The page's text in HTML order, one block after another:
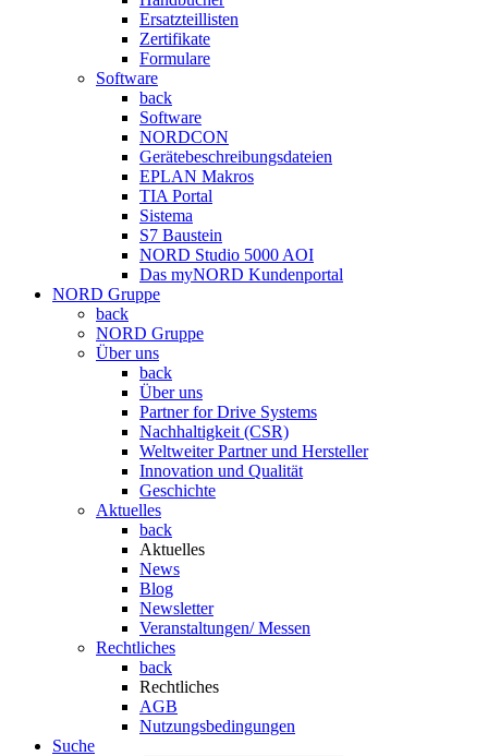
Ersatzteillisten
Zertifikate
Formulare
Software
back
Software
NORDCON
Gerätebeschreibungsdateien
EPLAN Makros
TIA Portal
Sistema
S7 Baustein
NORD Studio 5000 AOI
Das myNORD Kundenportal
NORD Gruppe
back
NORD Gruppe
Über uns
back
Über uns
Partner for Drive Systems
Nachhaltigkeit (CSR)
Weltweiter Partner und Hersteller
Innovation und Qualität
Geschichte
Aktuelles
back
Aktuelles
News
Blog
Newsletter
Veranstaltungen/ Messen
Rechtliches
back
Rechtliches
AGB
Nutzungsbedingungen
Suche